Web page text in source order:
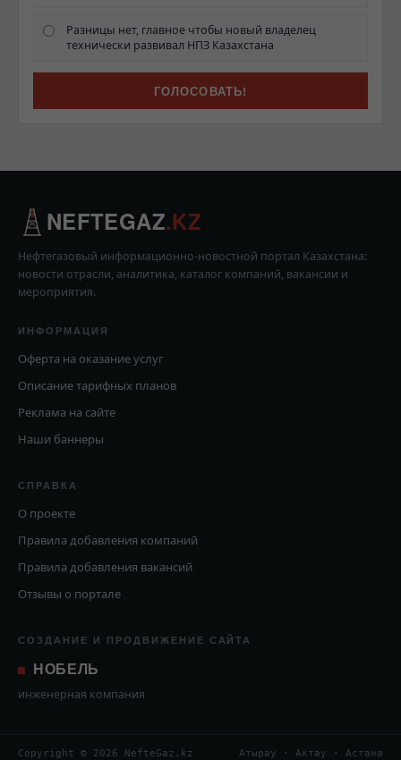
Разницы нет, главное чтобы новый владелец
технически развивал НПЗ Казахстана
NEFTEGAZ.KZ
Нефтегазовый информационно-новостной портал Казахстана:
новости отрасли, аналитика, каталог компаний, вакансии и
мероприятия.
ИНФОРМАЦИЯ
Оферта на оказание услуг
Описание тарифных планов
Реклама на сайте
Наши баннеры
СПРАВКА
О проекте
Правила добавления компаний
Правила добавления вакансий
Отзывы о портале
СОЗДАНИЕ И ПРОДВИЖЕНИЕ САЙТА
НОБЕЛЬ
инженерная компания
Copyright © 2026 NefteGaz.kz Атырау · Актау · Астана